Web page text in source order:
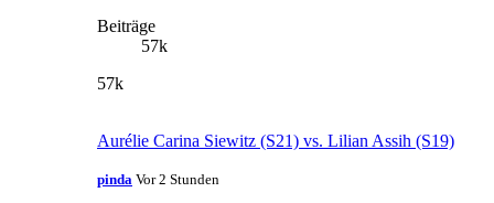
Beiträge
57k
57k
Aurélie Carina Siewitz (S21) vs. Lilian Assih (S19)
pinda Vor 2 Stunden